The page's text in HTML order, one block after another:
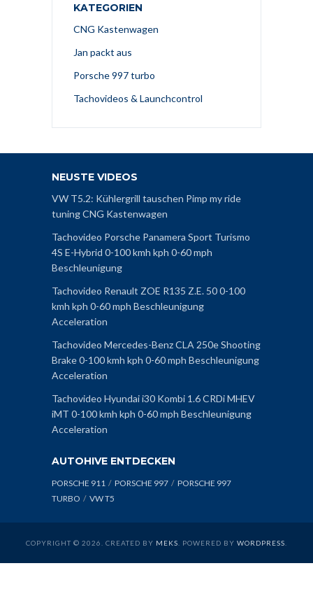
KATEGORIEN
CNG Kastenwagen
Jan packt aus
Porsche 997 turbo
Tachovideos & Launchcontrol
NEUSTE VIDEOS
VW T5.2: Kühlergrill tauschen Pimp my ride
tuning CNG Kastenwagen
Tachovideo Porsche Panamera Sport Turismo
4S E-Hybrid 0-100 kmh kph 0-60 mph
Beschleunigung
Tachovideo Renault ZOE R135 Z.E. 50 0-100
kmh kph 0-60 mph Beschleunigung
Acceleration
Tachovideo Mercedes-Benz CLA 250e Shooting
Brake 0-100 kmh kph 0-60 mph Beschleunigung
Acceleration
Tachovideo Hyundai i30 Kombi 1.6 CRDi MHEV
iMT 0-100 kmh kph 0-60 mph Beschleunigung
Acceleration
AUTOHIVE ENTDECKEN
PORSCHE 911 PORSCHE 997
PORSCHE 997
TURBO
VW T5
COPYRIGHT © 2026. CREATED BY MEKS . POWERED BY WORDPRESS